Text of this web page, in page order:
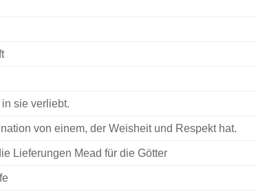
sie verliebt.
von einem, der Weisheit und Respekt hat.
Lieferungen Mead für die Götter